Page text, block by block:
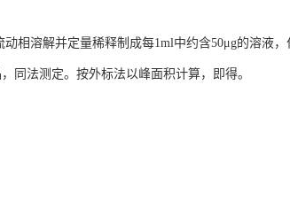
相溶解并定量稀释制成每1ml中约含50μg的溶液
同法测定。按外标法以峰面积计算，即得。